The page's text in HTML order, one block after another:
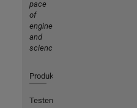
pace
of
engineering
and
science
Produkte
Testen oder Kaufen